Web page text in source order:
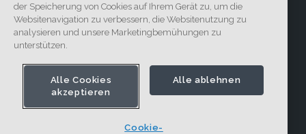
der Speicherung von Cookies auf Ihrem Gerät zu, um die
Websitenavigation zu verbessern, die Websitenutzung zu
analysieren und unsere Marketingbemühungen zu
unterstützen.
Alle Cookies
akzeptieren
Alle ablehnen
Cookie-